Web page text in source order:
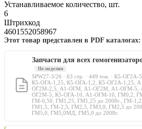
Устанавливаемое количество, шт.
6
Штрихкод
4601552058967
Этот товар представлен в PDF каталогах:
Запчасти для всех
По моделям
SPW27-3/26 · 63 стр. · 449 тов. · К5-ОГ2А-
К5-ОГА-1,25, К5-ОГА-1,2, К5-ОГ2А-1,25,
ОГ2М-2,5, А1-ОГМ, А1-ОГ2М, А1-ОГМ-5,
ОГ2М-5, К5-ОГА-10, А1-ОГМ-10, ГМ0,2,
ГМ-0,50, ГМ1,25, ГМ1,25 до 2008г., ГМ-
ГМ1,5, ГМ-2,5, ГМ2,5, ГМ3,0, ГМ2,5 до
ГМ5,0, ГМ5,0МД, ГМ5,0 до 2008г.